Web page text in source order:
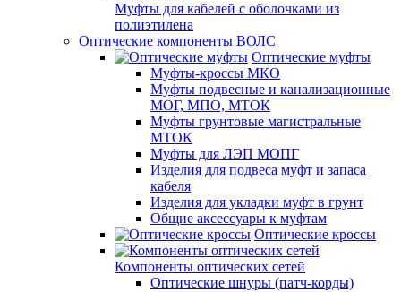
Муфты для кабелей с оболочками из
полиэтилена
Оптические компоненты ВОЛС
Оптические муфты
Муфты-кроссы МКО
Муфты подвесные и канализационные
МОГ, МПО, МТОК
Муфты грунтовые магистральные
МТОК
Муфты для ЛЭП МОПГ
Изделия для подвеса муфт и запаса
кабеля
Изделия для укладки муфт в грунт
Общие аксессуары к муфтам
Оптические кроссы
Компоненты оптических сетей
Оптические шнуры (патч-корды)